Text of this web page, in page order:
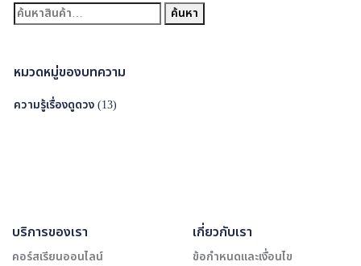
ค้
น
:
ค้นหา
หมวดหมู่ของบทความ
ความรู้เรื่องดูดวง(13)
บริการของเรา
คอร์สเรียนออนไลน์
เกี่ยวกับเรา
ข้อกำหนดและเงื่อนไข